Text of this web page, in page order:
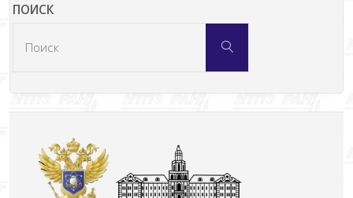
ПОИСК
Поиск